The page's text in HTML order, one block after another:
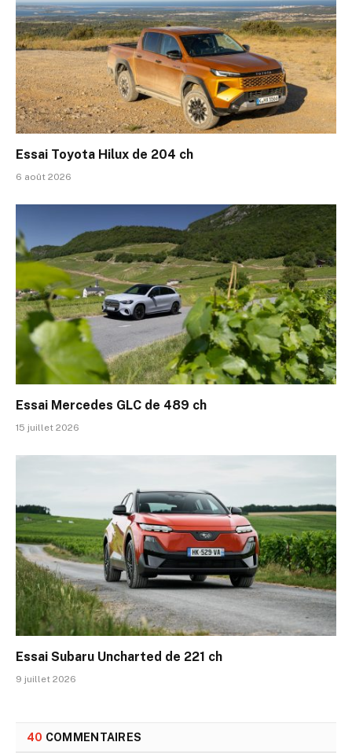
Essai Toyota Hilux de 204 ch
6 août 2026
Essai Mercedes GLC de 489 ch
15 juillet 2026
Essai Subaru Uncharted de 221 ch
9 juillet 2026
40 COMMENTAIRES